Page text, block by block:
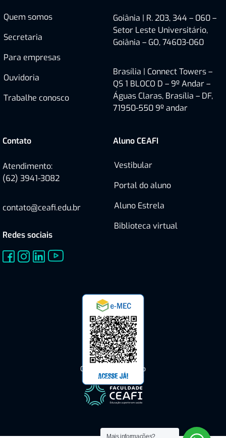
Quem somos
Secretaria
Para empresas
Ouvidoria
Trabalhe conosco
Goiânia | R. 203, 344 – 060 –
Setor Leste Universitário,
Goiânia – GO, 74603-060
Brasília | Connect Towers –
QS 1 BLOCO D – 9º Andar –
Águas Claras, Brasília – DF,
71950-550 9º andar
Contato
Atendimento:
(62) 3941-3082
contato@ceafi.edu.br
Redes sociais
Aluno CEAFI
Vestibular
Portal do aluno
Aluno Estrela
Biblioteca virtual
Consulte o Cadastro
do CEAFI no e-MEC
Mais informações?